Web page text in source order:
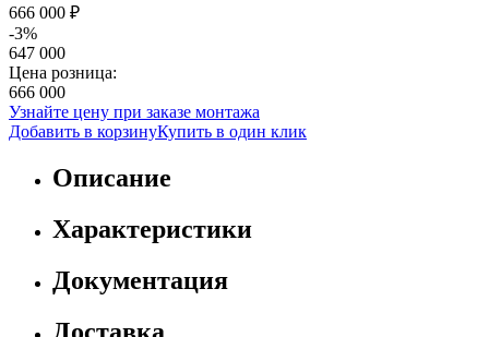
666 000 ₽
-3%
647 000
Цена розница:
666 000
Узнайте цену при заказе монтажа
Добавить в корзинуКупить в один клик
Описание
Характеристики
Документация
Доставка